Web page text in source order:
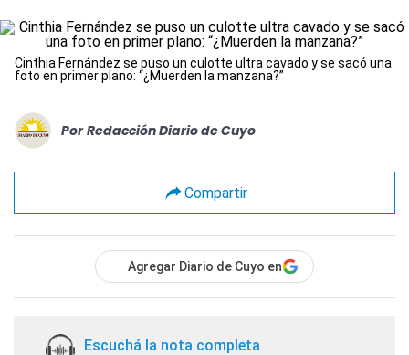
Cinthia Fernández se puso un culotte ultra cavado y se sacó una
foto en primer plano: “¿Muerden la manzana?”
Por Redacción Diario de Cuyo
Compartir
Agregar Diario de Cuyo en
Escuchá la nota completa